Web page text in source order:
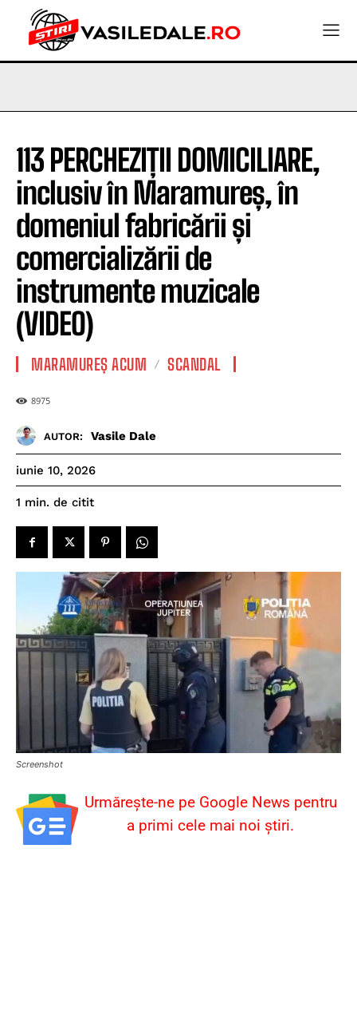
113 PERCHEZIȚII DOMICILIARE,
inclusiv în Maramureș, în
domeniul fabricării și
comercializării de
instrumente muzicale
(VIDEO)
MARAMUREȘ ACUM SCANDAL
8975
AUTOR: Vasile Dale
iunie 10, 2026
1 min. de citit
Screenshot
Urmărește-ne pe Google News pentru
a primi cele mai noi știri.